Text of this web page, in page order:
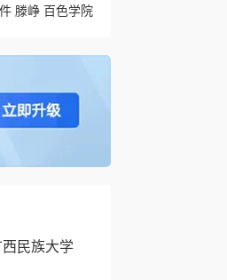
滕峥 百色学院
民族大学